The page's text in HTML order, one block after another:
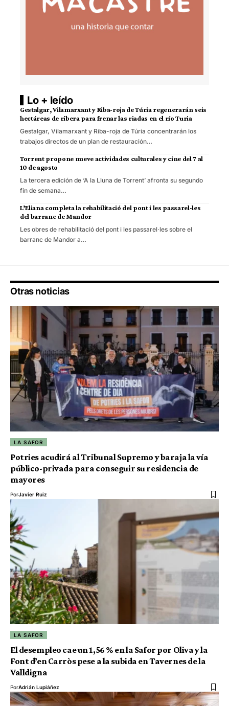
Lo + leído
Gestalgar, Vilamarxant y Riba-roja de Túria regenerarán seis
hectáreas de ribera para frenar las riadas en el río Turia
Gestalgar, Vilamarxant y Riba-roja de Túria concentrarán los
trabajos directos de un plan de restauración…
Torrent propone nueve actividades culturales y cine del 7 al
10 de agosto
La tercera edición de ‘A la Lluna de Torrent’ afronta su segundo
fin de semana…
L’Eliana completa la rehabilitació del pont i les passarel·les
del barranc de Mandor
Les obres de rehabilitació del pont i les passarel·les sobre el
barranc de Mandor a…
Otras noticias
LA SAFOR
Potries acudirá al Tribunal Supremo y baraja la vía
público-privada para conseguir su residencia de
mayores
PorJavier Ruiz
LA SAFOR
El desempleo cae un 1,56 % en la Safor por Oliva y la
Font d’en Carròs pese a la subida en Tavernes de la
Valldigna
PorAdrián Lupiáñez